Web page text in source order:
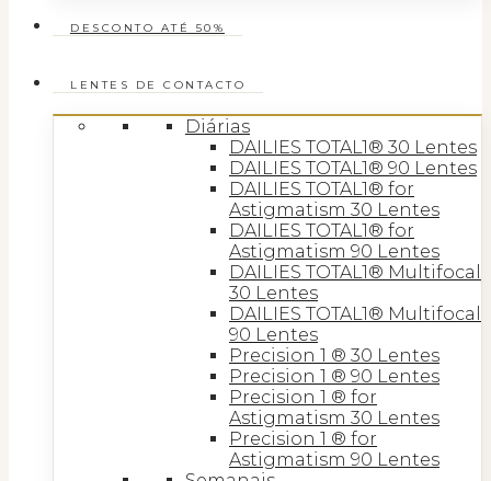
DESCONTO ATÉ 50%
LENTES DE CONTACTO
Diárias
DAILIES TOTAL1® 30 Lentes
DAILIES TOTAL1® 90 Lentes
DAILIES TOTAL1® for
Astigmatism 30 Lentes
DAILIES TOTAL1® for
Astigmatism 90 Lentes
DAILIES TOTAL1® Multifocal
30 Lentes
DAILIES TOTAL1® Multifocal
90 Lentes
Precision 1 ® 30 Lentes
Precision 1 ® 90 Lentes
Precision 1 ® for
Astigmatism 30 Lentes
Precision 1 ® for
Astigmatism 90 Lentes